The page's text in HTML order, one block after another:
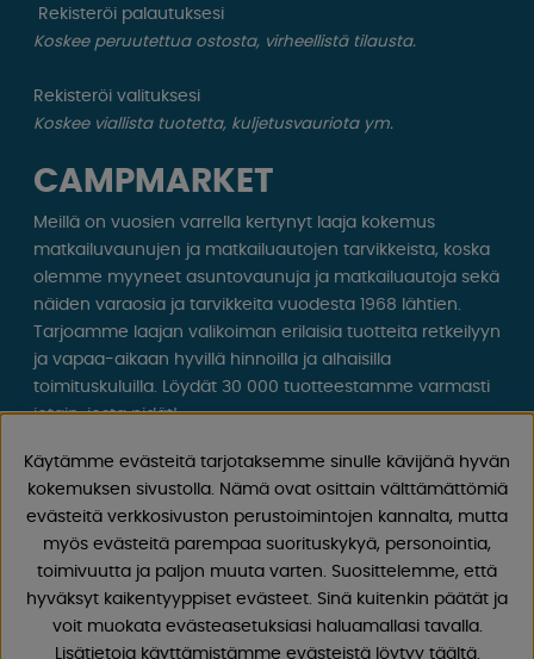
Rekisteröi palautuksesi
Koskee peruutettua ostosta, virheellistä tilausta.
Rekisteröi valituksesi
Koskee viallista tuotetta, kuljetusvauriota ym.
CAMPMARKET
Meillä on vuosien varrella kertynyt laaja kokemus
matkailuvaunujen ja matkailuautojen tarvikkeista, koska
olemme myyneet asuntovaunuja ja matkailuautoja sekä
näiden varaosia ja tarvikkeita vuodesta 1968 lähtien.
Tarjoamme laajan valikoiman erilaisia ​​tuotteita retkeilyyn
ja vapaa-aikaan hyvillä hinnoilla ja alhaisilla
toimituskuluilla. Löydät 30 000 tuotteestamme varmasti
jotain, josta pidät!
Seuraa meitä Facebookissa ja Instagramissa saadaksesi
inspiraatiota, uutisia ja ainutlaatuisia tarjouksia.
Leirintäelämä alkaa meiltä!
Käytämme evästeitä tarjotaksemme sinulle kävijänä hyvän
kokemuksen sivustolla. Nämä ovat osittain välttämättömiä
evästeitä verkkosivuston perustoimintojen kannalta, mutta
myös evästeitä parempaa suorituskykyä, personointia,
toimivuutta ja paljon muuta varten. Suosittelemme, että
hyväksyt kaikentyyppiset evästeet. Sinä kuitenkin päätät ja
voit muokata evästeasetuksiasi haluamallasi tavalla.
Lisätietoja käyttämistämme evästeistä löytyy täältä.